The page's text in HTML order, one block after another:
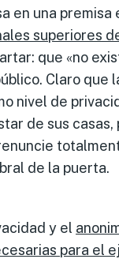
en una premisa
superiores
que «no
Claro que
nivel de
de sus
de la puerta.
y el
para el